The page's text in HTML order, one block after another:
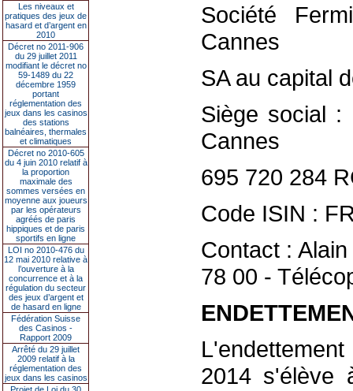
Les niveaux et
pratiques des jeux de
hasard et d’argent en
2010
Décret no 2011-906
du 29 juillet 2011
modifiant le décret no
59-1489 du 22
décembre 1959
portant
réglementation des
jeux dans les casinos
des stations
balnéaires, thermales
et climatiques
Décret no 2010-605
du 4 juin 2010 relatif à
la proportion
maximale des
sommes versées en
moyenne aux joueurs
par les opérateurs
agréés de paris
hippiques et de paris
sportifs en ligne
LOI no 2010-476 du
12 mai 2010 relative à
l’ouverture à la
concurrence et à la
régulation du secteur
des jeux d’argent et
de hasard en ligne
Fédération Suisse
des Casinos -
Rapport 2009
Arrêté du 29 juillet
2009 relatif à la
réglementation des
jeux dans les casinos
Société
Cannes
SA au capital
Siège social :
Cannes
695 720 284
Code ISIN :
Contact :
78 00 -
2014 s'élève